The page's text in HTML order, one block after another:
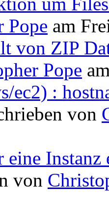
Pope am
von ZIP
Pope
ec2) :
von
Instanz
von